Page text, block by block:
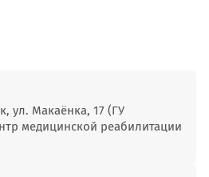
ул. Макаёнка, 17 (ГУ
медицинской реабилитации